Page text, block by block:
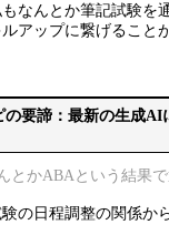
なんとか筆記試験を
アップに繋げること
要諦：最新の生成AI
とかABAという結果
の日程調整の関係か